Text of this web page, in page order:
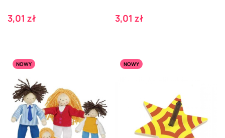
Cena
3,01 zł Cena
3,01 zł
NOWY NOWY